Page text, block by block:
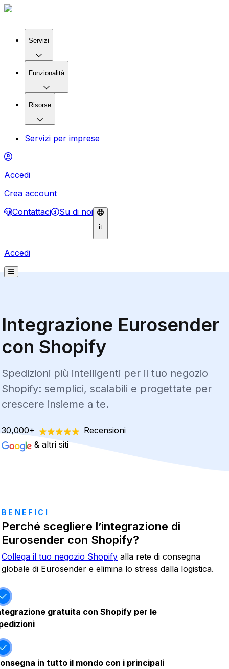
Servizi
Funzionalità
Risorse
Servizi per imprese
Accedi
Crea account
Contattaci
Su di noi
it
Accedi
Integrazione Eurosender
con Shopify
Spedizioni più intelligenti per il tuo negozio
Shopify: semplici, scalabili e progettate per
crescere insieme a te.
30,000+
Recensioni
& altri siti
BENEFICI
Perché scegliere l’integrazione di
Eurosender con Shopify?
Collega il tuo negozio Shopify alla rete di consegna
globale di Eurosender e elimina lo stress dalla logistica.
gratuita con Shopify per le
in tutto il mondo con i principali